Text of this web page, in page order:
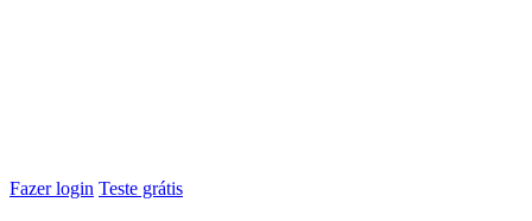
Fazer login Teste grátis